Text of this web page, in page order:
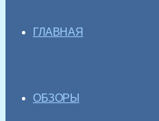
ГЛАВНАЯ
ОБЗОРЫ